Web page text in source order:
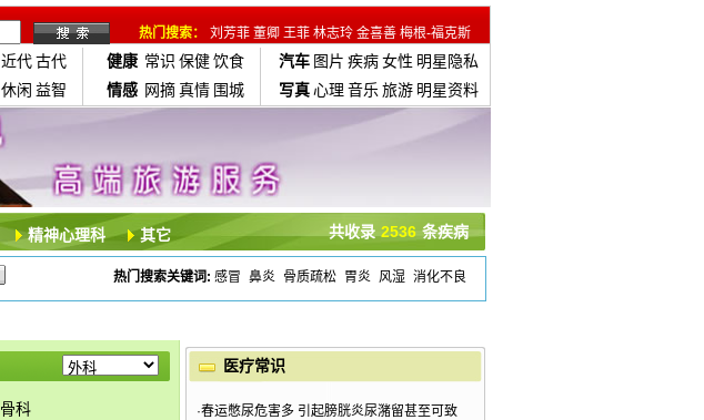
热门搜索： 刘芳菲 董卿 王菲 林志玲 金喜善 梅根-福克斯
近代 古代
休闲 益智
健康 常识 保健 饮食
情感 网摘 真情 围城
汽车 图片 疾病女性 明星隐私
写真心理 音乐 旅游 明星资料
精神心理科 其它 共收录 2536 条疾病
热门搜索关键词: 感冒 鼻炎 骨质疏松 胃炎 风湿 消化不良
骨科
医疗常识
·春运憋尿危害多 引起膀胱炎尿潴留甚至可致